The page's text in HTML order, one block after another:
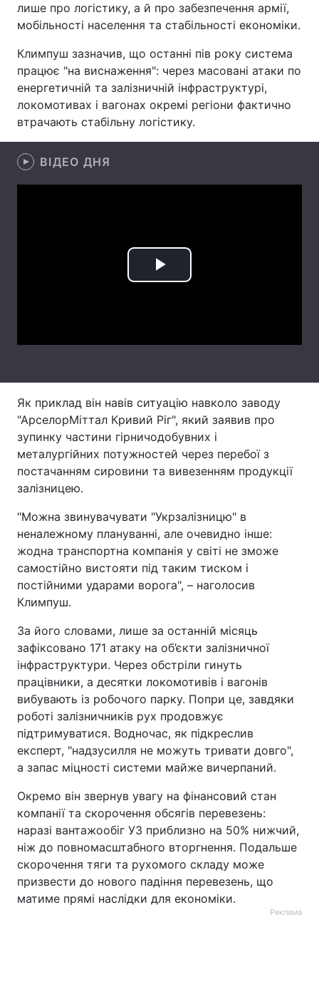
Екологія Регіони
Лонгріди
Відео з Youtube Статті
Інтерв'ю Думки
Архів
Контакти
лише про логістику, а й про забезпечення армії,
мобільності населення та стабільності економіки.
Климпуш зазначив, що останні пів року система
працює "на виснаження": через масовані атаки по
енергетичній та залізничній інфраструктурі,
локомотивах і вагонах окремі регіони фактично
втрачають стабільну логістику.
ВІДЕО ДНЯ
Play
Як приклад він навів ситуацію навколо заводу
"АрселорМіттал Кривий Ріг", який заявив про
зупинку частини гірничодобувних і
металургійних потужностей через перебої з
постачанням сировини та вивезенням продукції
залізницею.
"Можна звинувачувати "Укрзалізницю" в
неналежному плануванні, але очевидно інше:
жодна транспортна компанія у світі не зможе
самостійно вистояти під таким тиском і
постійними ударами ворога", – наголосив
Климпуш.
За його словами, лише за останній місяць
зафіксовано 171 атаку на об’єкти залізничної
інфраструктури. Через обстріли гинуть
працівники, а десятки локомотивів і вагонів
вибувають із робочого парку. Попри це, завдяки
роботі залізничників рух продовжує
підтримуватися. Водночас, як підкреслив
експерт, "надзусилля не можуть тривати довго",
а запас міцності системи майже вичерпаний.
Окремо він звернув увагу на фінансовий стан
компанії та скорочення обсягів перевезень:
наразі вантажообіг УЗ приблизно на 50% нижчий,
ніж до повномасштабного вторгнення. Подальше
скорочення тяги та рухомого складу може
призвести до нового падіння перевезень, що
матиме прямі наслідки для економіки.
Реклама